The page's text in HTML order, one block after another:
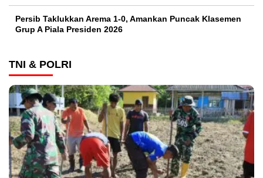
Persib Taklukkan Arema 1-0, Amankan Puncak Klasemen
Grup A Piala Presiden 2026
TNI & POLRI